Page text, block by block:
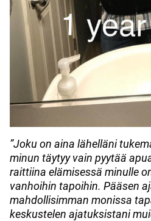
”Joku on aina lähelläni
minun täytyy vain pyytää
raittiina elämisessä minulle
vanhoihin tapoihin. Pääsen
mahdollisimman monissa
keskustelen ajatuksistani